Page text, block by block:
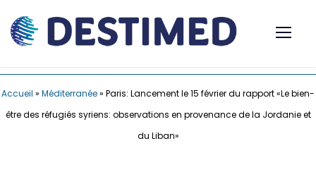
Accueil » Méditerranée» Paris: Lancement le 15 février du rapport «Le bien-
être des réfugiés syriens: observations en provenance de la Jordanie et
du Liban»